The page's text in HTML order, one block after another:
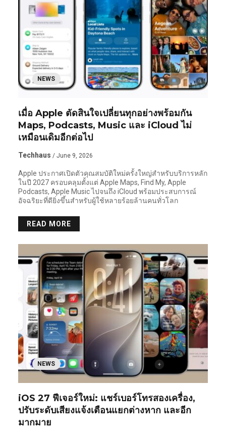
NEWS
เมื่อ Apple ตัดสินใจเปลี่ยนทุกอย่างพร้อมกัน
Maps, Podcasts, Music และ iCloud ไม่
เหมือนเดิมอีกต่อไป
Techhaus / June 9, 2026
Apple ประกาศเปิดตัวคุณสมบัติใหม่ครั้งใหญ่สำหรับบริการหลัก
ในปี 2027 ครอบคลุมตั้งแต่ Apple Maps, Find My, Apple
Podcasts, Apple Music ไปจนถึง iCloud พร้อมประสบการณ์
อัจฉริยะที่ดียิ่งขึ้นสำหรับผู้ใช้หลายร้อยล้านคนทั่วโลก
READ MORE
NEWS
iOS 27 ฟีเจอร์ใหม่: แชร์เบอร์โทรสองเครื่อง,
ปรับระดับเสียงแจ้งเตือนแยกต่างหาก และอีก
มากมาย